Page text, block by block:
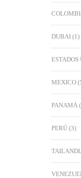
DUBAI (1)
ESTADOS
MEXICO
PANAMÁ
PERÚ (3)